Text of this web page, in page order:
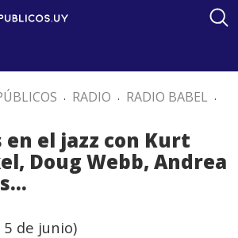
. RADIO . RADIO BABEL .
en el jazz con Kurt
Doug Webb, Andrea
de junio)